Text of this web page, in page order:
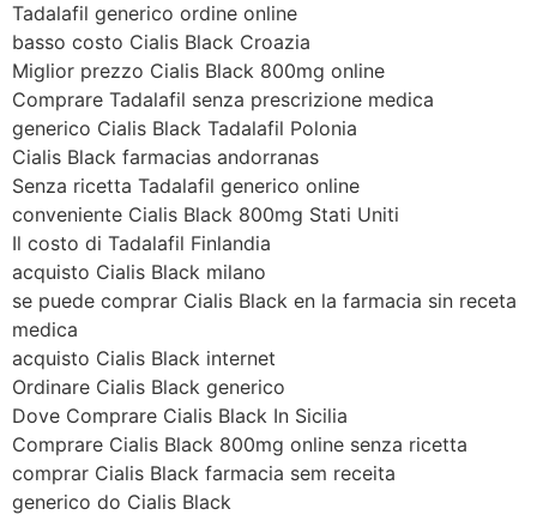
Tadalafil generico ordine online
basso costo Cialis Black Croazia
Miglior prezzo Cialis Black 800mg online
Comprare Tadalafil senza prescrizione medica
generico Cialis Black Tadalafil Polonia
Cialis Black farmacias andorranas
Senza ricetta Tadalafil generico online
conveniente Cialis Black 800mg Stati Uniti
Il costo di Tadalafil Finlandia
acquisto Cialis Black milano
se puede comprar Cialis Black en la farmacia sin receta
medica
acquisto Cialis Black internet
Ordinare Cialis Black generico
Dove Comprare Cialis Black In Sicilia
Comprare Cialis Black 800mg online senza ricetta
comprar Cialis Black farmacia sem receita
generico do Cialis Black